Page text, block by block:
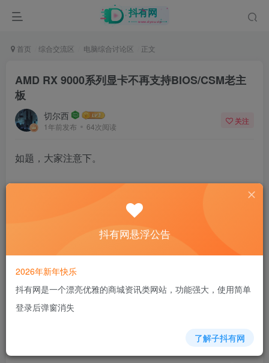
首页 综合交流区 电脑综合讨论区 正文
AMD RX 9000系列显卡不再支持BIOS/CSM老主
板
切尔西
1年前发布 64次阅读
关注
如题，大家注意下。
10人已评分
抖有网悬浮公告
2026年新年快乐
抖有网是一个漂亮优雅的商城资讯类网站，功能强大，使用简单
登录后弹窗消失
了解子抖有网